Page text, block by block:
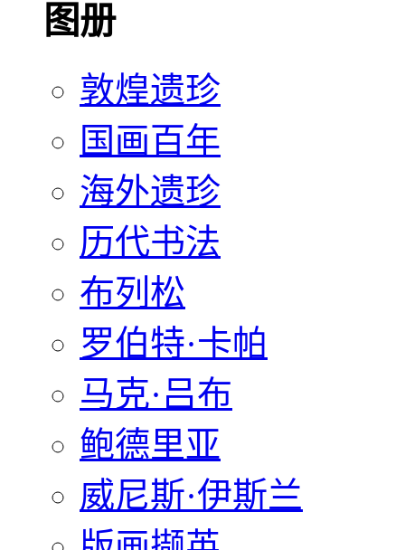
图册
敦煌遗珍
国画百年
海外遗珍
历代书法
布列松
罗伯特·卡帕
马克·吕布
鲍德里亚
威尼斯·伊斯兰